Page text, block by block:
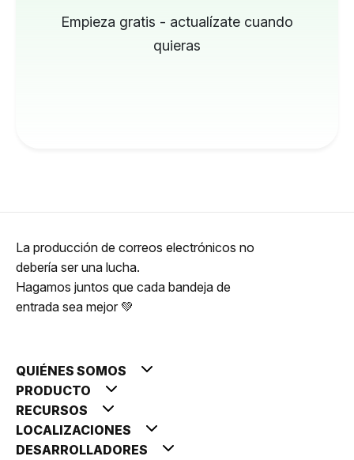
Empieza gratis - actualízate cuando
quieras
La producción de correos electrónicos no
debería ser una lucha.
Hagamos juntos que cada bandeja de
entrada sea mejor 💚
QUIÉNES SOMOS
PRODUCTO
RECURSOS
LOCALIZACIONES
DESARROLLADORES